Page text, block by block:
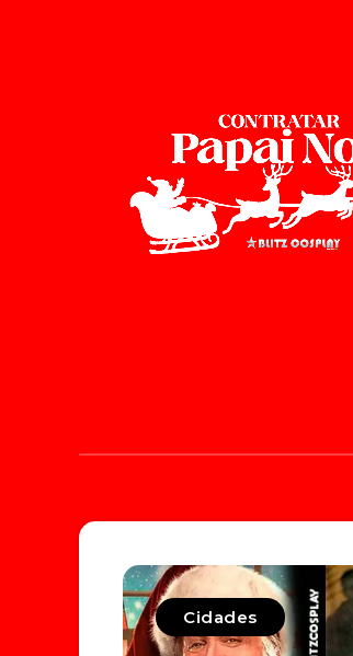
Cidades